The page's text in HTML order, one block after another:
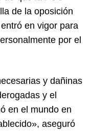
de la oposición
en vigor para
por el
y dañinas
y el
en el mundo en
aseguró